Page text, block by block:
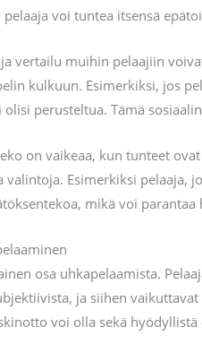
voi tuntea itsensä
vertailu muihin pelaajiin
kulkuun. Esimerkiksi, jos
olisi perusteltua. Tämä
on vaikeaa, kun tunteet
Esimerkiksi pelaaja,
mikä voi parantaa
osa uhkapelaamista.
ja siihen
voi olla sekä